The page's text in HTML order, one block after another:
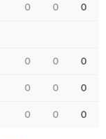
0 0 0
0 0 0
0 0 0
0 0 0